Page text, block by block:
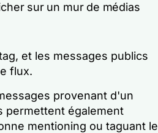
sur un mur de médias
et les messages publics
flux.
provenant d'un
permettent également
mentioning ou taguant le